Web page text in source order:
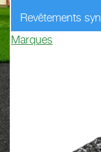
Revêtements
Marques
Demander un